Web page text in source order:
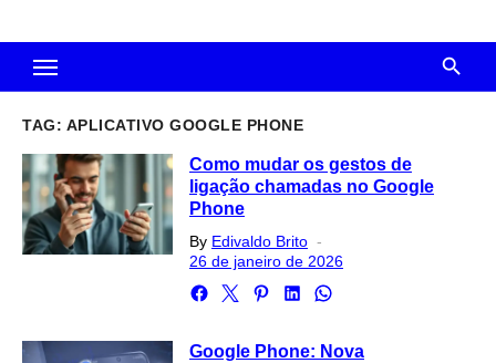
TAG: APLICATIVO GOOGLE PHONE
Como mudar os gestos de
ligação chamadas no Google
Phone
By Edivaldo Brito
on
26 de janeiro de 2026
Google Phone: Nova